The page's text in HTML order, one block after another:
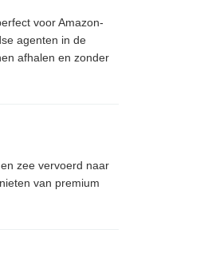
voor Amazon-
agenten in de
afhalen en zonder
zee vervoerd naar
van premium